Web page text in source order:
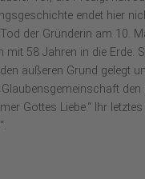
endet hier
der Gründerin am 10.
58 Jahren in die Erde.
äußeren Grund gelegt
Gottes Liebe.“ Ihr